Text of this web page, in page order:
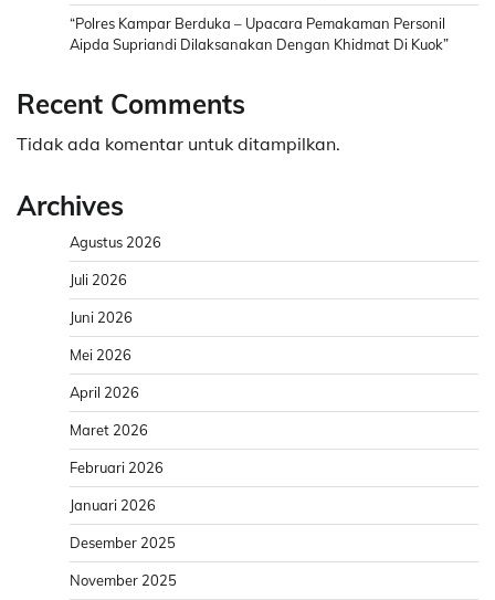
“Polres Kampar Berduka – Upacara Pemakaman Personil
Aipda Supriandi Dilaksanakan Dengan Khidmat Di Kuok”
Recent Comments
Tidak ada komentar untuk ditampilkan.
Archives
Agustus 2026
Juli 2026
Juni 2026
Mei 2026
April 2026
Maret 2026
Februari 2026
Januari 2026
Desember 2025
November 2025